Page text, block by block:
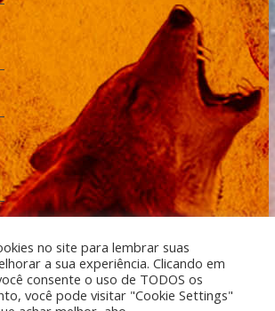
no site para lembrar suas
a sua experiência. Clicando em
consente o uso de TODOS os
você pode visitar "Cookie Settings"